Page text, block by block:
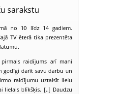
sarakstu
no 10 līdz 14 gadiem.
TV ēterā tika prezentēta
raidījums arī mani
godīgi darīt savu darbu un
raidījumu uztaisīt lielu
lielais blīkšķis. [..] Daudzu